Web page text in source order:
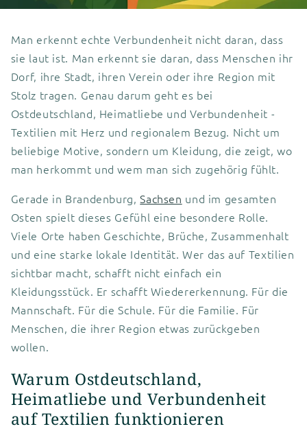
Man erkennt echte Verbundenheit nicht daran, dass
sie laut ist. Man erkennt sie daran, dass Menschen ihr
Dorf, ihre Stadt, ihren Verein oder ihre Region mit
Stolz tragen. Genau darum geht es bei
Ostdeutschland, Heimatliebe und Verbundenheit -
Textilien mit Herz und regionalem Bezug. Nicht um
beliebige Motive, sondern um Kleidung, die zeigt, wo
man herkommt und wem man sich zugehörig fühlt.
Gerade in Brandenburg,Sachsen und im gesamten
Osten spielt dieses Gefühl eine besondere Rolle.
Viele Orte haben Geschichte, Brüche, Zusammenhalt
und eine starke lokale Identität. Wer das auf Textilien
sichtbar macht, schafft nicht einfach ein
Kleidungsstück. Er schafft Wiedererkennung. Für die
Mannschaft. Für die Schule. Für die Familie. Für
Menschen, die ihrer Region etwas zurückgeben
wollen.
Warum Ostdeutschland,
Heimatliebe und Verbundenheit
auf Textilien funktionieren